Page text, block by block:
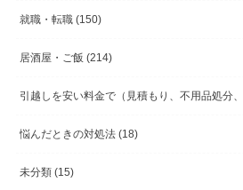
就職・転職 (150)
居酒屋・ご飯 (214)
引越しを安い料金で（見積もり、不用品処分
悩んだときの対処法 (18)
未分類 (15)